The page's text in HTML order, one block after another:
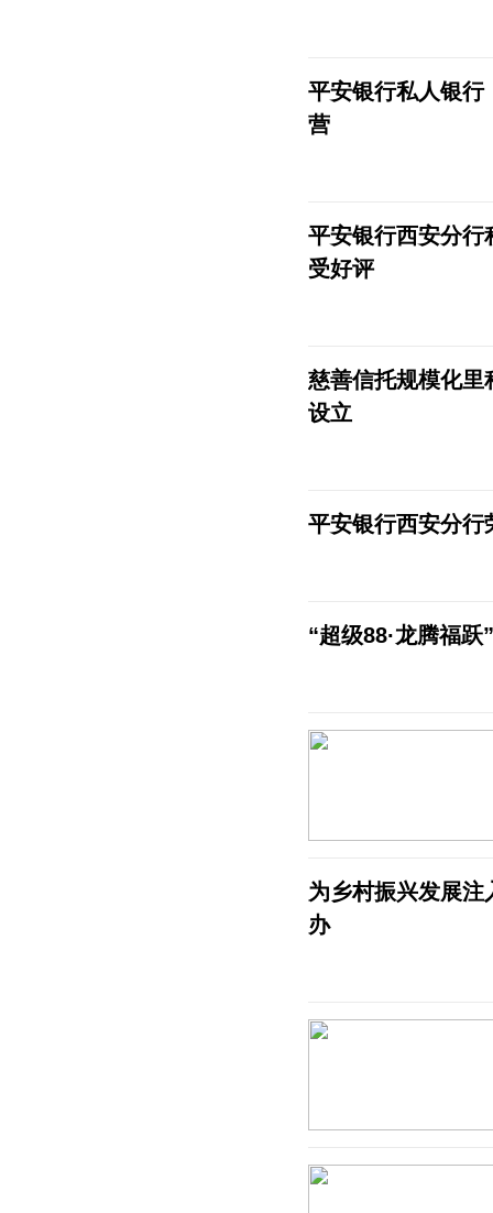
平安银行私人银行
营
平安银行西安分行
受好评
慈善信托规模化里
设立
平安银行西安分行
“超级88·龙腾福
为乡村振兴发展
办